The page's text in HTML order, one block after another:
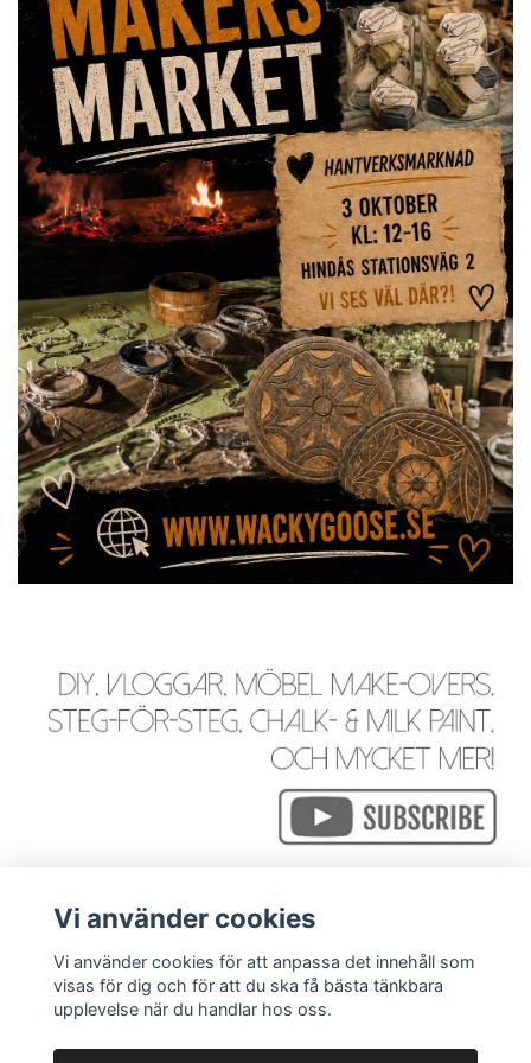
Läs mer
Vi använder cookies
Vi använder cookies för att anpassa det innehåll som
visas för dig och för att du ska få bästa tänkbara
upplevelse när du handlar hos oss.